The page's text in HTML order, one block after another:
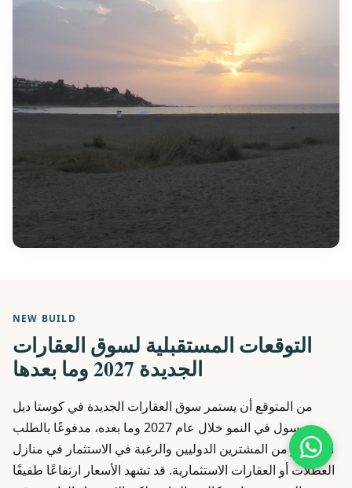
NEW BUILD
التوقعات المستقبلية لسوق العقارات
الجديدة 2027 وما بعدها
من المتوقع أن يستمر سوق العقارات الجديدة في كوستا ديل
سول في النمو خلال عام 2027 وما بعده، مدفوعًا بالطلب
المستمر من المشترين الدوليين والرغبة في الاستثمار في منازل
العطلات أو العقارات الاستثمارية. قد تشهد الأسعار ارتفاعًا طفيفًا